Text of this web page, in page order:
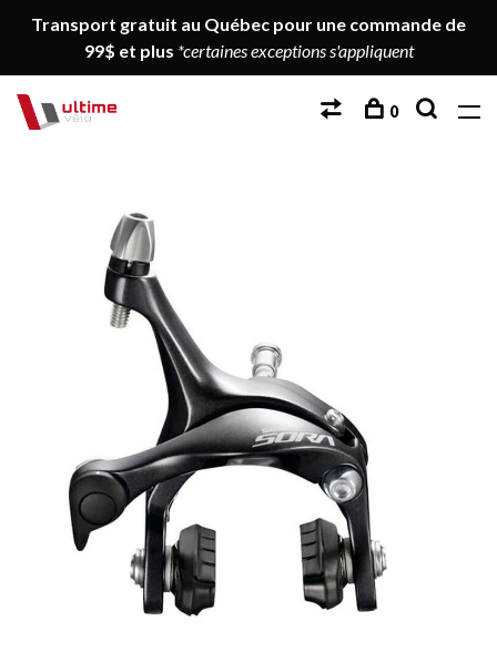
Transport gratuit au Québec pour une commande de
99$ et plus *certaines exceptions s'appliquent
0